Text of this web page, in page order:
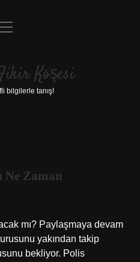
UyarıKöşesi
bilgilerle tanış!
Ne Zaman
mı? Paylaşmaya devam
yakından takip
bekliyor. Polis